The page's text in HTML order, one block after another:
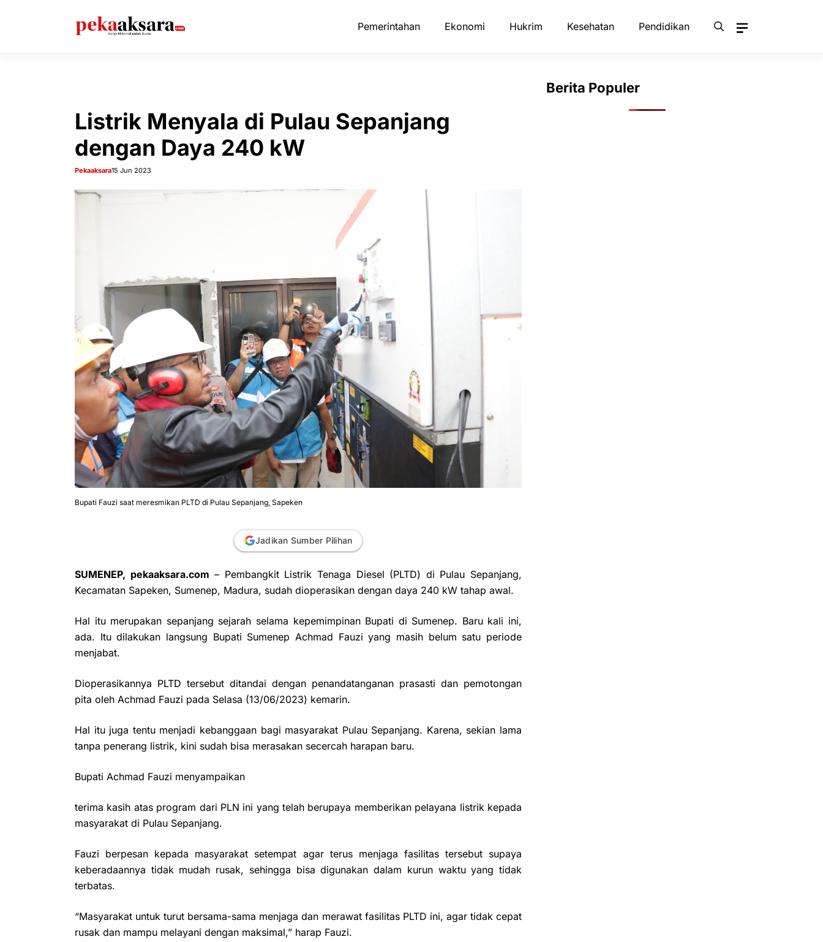
Pemerintahan Ekonomi Hukrim Kesehatan Pendidikan
Listrik Menyala di Pulau Sepanjang
dengan Daya 240 kW
Pekaaksara15 Jun 2023
Bupati Fauzi saat meresmikan PLTD di Pulau Sepanjang, Sapeken
Jadikan Sumber Pilihan
SUMENEP, pekaaksara.com – Pembangkit Listrik Tenaga Diesel (PLTD) di Pulau Sepanjang,
Kecamatan Sapeken, Sumenep, Madura, sudah dioperasikan dengan daya 240 kW tahap awal.
Hal itu merupakan sepanjang sejarah selama kepemimpinan Bupati di Sumenep. Baru kali ini,
ada. Itu dilakukan langsung Bupati Sumenep Achmad Fauzi yang masih belum satu periode
menjabat.
Dioperasikannya PLTD tersebut ditandai dengan penandatanganan prasasti dan pemotongan
pita oleh Achmad Fauzi pada Selasa (13/06/2023) kemarin.
Hal itu juga tentu menjadi kebanggaan bagi masyarakat Pulau Sepanjang. Karena, sekian lama
tanpa penerang listrik, kini sudah bisa merasakan secercah harapan baru.
Bupati Achmad Fauzi menyampaikan
terima kasih atas program dari PLN ini yang telah berupaya memberikan pelayana listrik kepada
masyarakat di Pulau Sepanjang.
Fauzi berpesan kepada masyarakat setempat agar terus menjaga fasilitas tersebut supaya
keberadaannya tidak mudah rusak, sehingga bisa digunakan dalam kurun waktu yang tidak
terbatas.
“Masyarakat untuk turut bersama-sama menjaga dan merawat fasilitas PLTD ini, agar tidak cepat
rusak dan mampu melayani dengan maksimal,” harap Fauzi.
Berita Populer